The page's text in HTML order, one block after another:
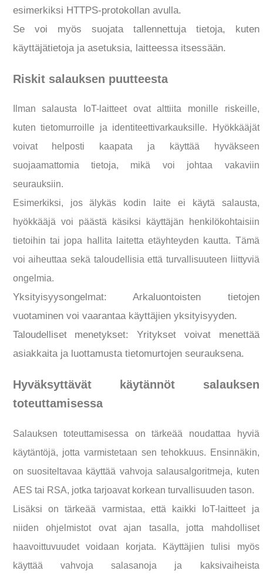
esimerkiksi HTTPS-protokollan avulla.
Se voi myös suojata tallennettuja tietoja, kuten
käyttäjätietoja ja asetuksia, laitteessa itsessään.
Riskit salauksen puutteesta
Ilman salausta IoT-laitteet ovat alttiita monille riskeille,
kuten tietomurroille ja identiteettivarkauksille. Hyökkääjät
voivat helposti kaapata ja käyttää hyväkseen
suojaamattomia tietoja, mikä voi johtaa vakaviin
seurauksiin.
Esimerkiksi, jos älykäs kodin laite ei käytä salausta,
hyökkääjä voi päästä käsiksi käyttäjän henkilökohtaisiin
tietoihin tai jopa hallita laitetta etäyhteyden kautta. Tämä
voi aiheuttaa sekä taloudellisia että turvallisuuteen liittyviä
ongelmia.
Yksityisyysongelmat: Arkaluontoisten tietojen
vuotaminen voi vaarantaa käyttäjien yksityisyyden.
Taloudelliset menetykset: Yritykset voivat menettää
asiakkaita ja luottamusta tietomurtojen seurauksena.
Hyväksyttävät käytännöt salauksen
toteuttamisessa
Salauksen toteuttamisessa on tärkeää noudattaa hyviä
käytäntöjä, jotta varmistetaan sen tehokkuus. Ensinnäkin,
on suositeltavaa käyttää vahvoja salausalgoritmeja, kuten
AES tai RSA, jotka tarjoavat korkean turvallisuuden tason.
Lisäksi on tärkeää varmistaa, että kaikki IoT-laitteet ja
niiden ohjelmistot ovat ajan tasalla, jotta mahdolliset
haavoittuvuudet voidaan korjata. Käyttäjien tulisi myös
käyttää vahvoja salasanoja ja kaksivaiheista